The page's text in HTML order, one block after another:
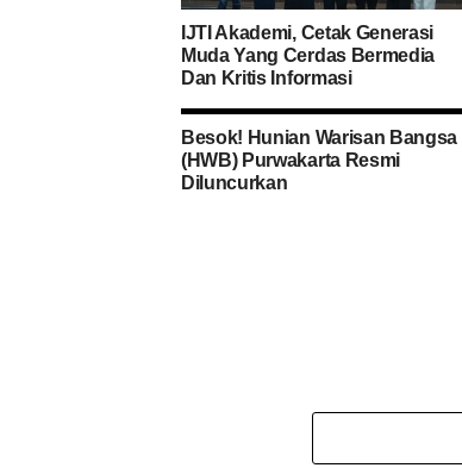
IJTI Akademi, Cetak Generasi
Muda Yang Cerdas Bermedia
Dan Kritis Informasi
Besok! Hunian Warisan Bangsa
(HWB) Purwakarta Resmi
Diluncurkan